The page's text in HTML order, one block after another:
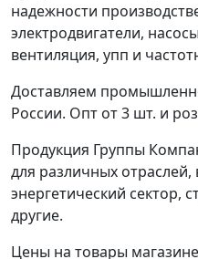
надежности
электродвигатели,
вентиляция, упп и
Доставляем
России. Опт от 3 шт. и
Продукция Группы
для различных
энергетический сектор,
другие.
Цены на товары